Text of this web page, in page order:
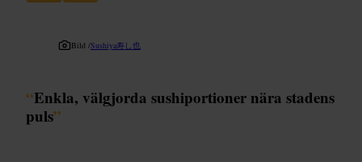
Bild /Sushiya寿し也
“Enkla, välgjorda sushiportioner nära stadens
puls”